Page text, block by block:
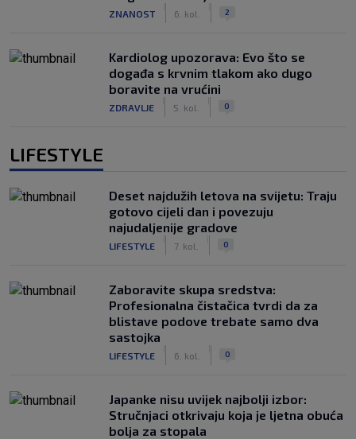
ZNANOST 6. kol. 2
Kardiolog upozorava: Evo što se
događa s krvnim tlakom ako dugo
boravite na vrućini
ZDRAVLJE 5. kol. 0
LIFESTYLE
Deset najdužih letova na svijetu: Traju
gotovo cijeli dan i povezuju
najudaljenije gradove
LIFESTYLE 7. kol. 0
Zaboravite skupa sredstva:
Profesionalna čistačica tvrdi da za
blistave podove trebate samo dva
sastojka
LIFESTYLE 6. kol. 0
Japanke nisu uvijek najbolji izbor:
Stručnjaci otkrivaju koja je ljetna obuća
bolja za stopala